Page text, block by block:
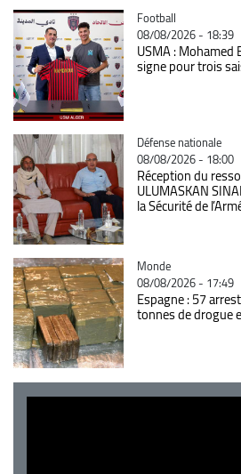
Catégorie
Football
08/08/2026 - 18:39
USMA : Mohamed
signe pour trois
Catégorie
Défense nationale
08/08/2026 - 18:00
Réception du
ULUMASKAN
la Sécurité de
Catégorie
Monde
08/08/2026 - 17:49
Espagne : 57
tonnes de drogue